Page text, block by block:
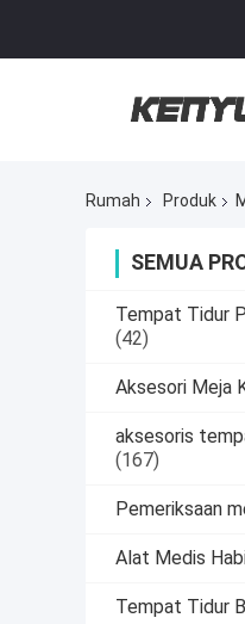
Rumah Produk
SEMUA
Tempat Tidur
(42)
Aksesori Meja
aksesoris
(167)
Pemeriksaan
Alat Medis
Tempat Tidur